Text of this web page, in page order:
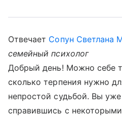
Отвечает Сопун Светлана
семейный психолог
Добрый день! Можно себе
сколько терпения нужно
непростой судьбой. Вы
справившись с